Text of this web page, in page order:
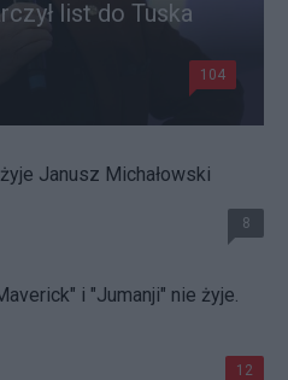
list do Tuska
104
Janusz Michałowski
8
i "Jumanji" nie żyje.
12